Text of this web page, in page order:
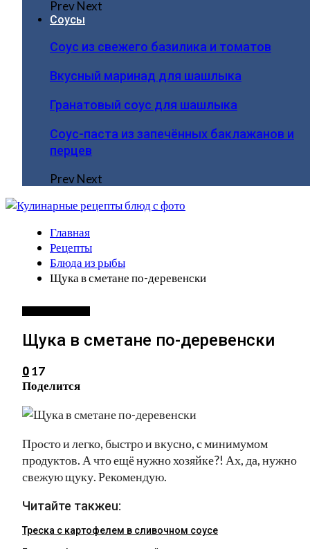
PrevNext
Соусы
Соус из свежего базилика и томатов
Вкусный маринад для шашлыка
Гранатовый соус для шашлыка
Соус-паста из запечённых баклажанов и
перцев
PrevNext
Главная
Рецепты
Блюда из рыбы
Щука в сметане по-деревенски
Щука в сметане по-деревенски
0 17
Поделится
Просто и легко, быстро и вкусно, с минимумом
продуктов. А что ещё нужно хозяйке?! Ах, да, нужно
свежую щуку. Рекомендую.
Читайте такжеu:
Треска с картофелем в сливочном соусе